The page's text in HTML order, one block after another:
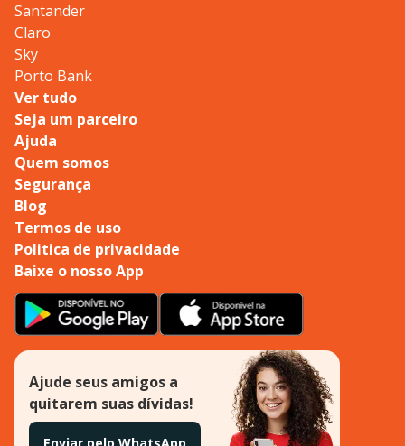
Santander
Claro
Sky
Porto Bank
Ver tudo
Seja um parceiro
Ajuda
Quem somos
Segurança
Blog
Termos de uso
Politica de privacidade
Baixe o nosso App
Ajude seus amigos a
quitarem suas dívidas!